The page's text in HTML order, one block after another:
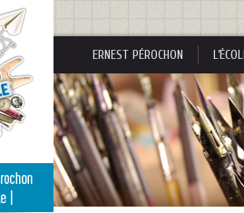
ERNEST PÉROCHON